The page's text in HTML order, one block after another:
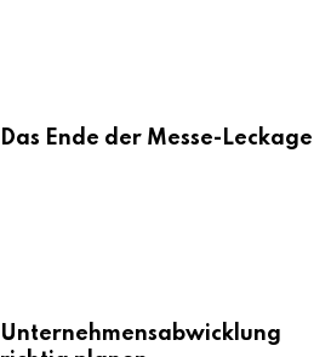
Das Ende der Messe-Leckage
Unternehmensabwicklung